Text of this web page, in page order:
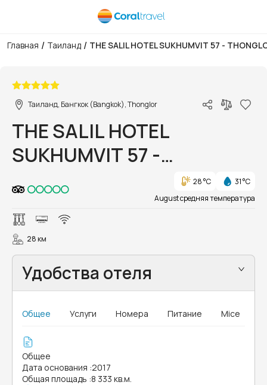
Главная / Таиланд / THE SALIL HOTEL SUKHUMVIT 57 -
Таиланд, Бангкок (Bangkok), Thonglor
THE SALIL HOTEL
SUKHUMVIT 57 -
THONGLOR
28 °C
31 °C
August средняя температура
28 км
Удобства отеля
Общее Услуги Номера Питание Mice
Общее
Дата основания :2017
Общая площадь :8 333 кв.м.